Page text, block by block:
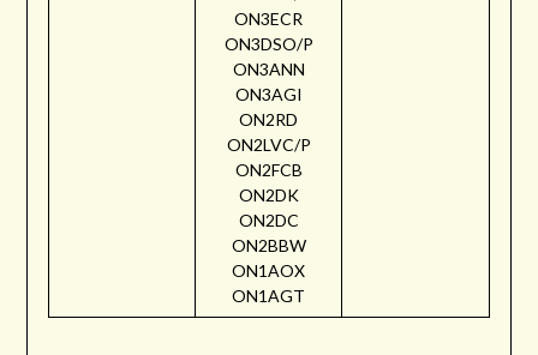
ON3ECR
ON3DSO/P
ON3ANN
ON3AGI
ON2RD
ON2LVC/P
ON2FCB
ON2DK
ON2DC
ON2BBW
ON1AOX
ON1AGT